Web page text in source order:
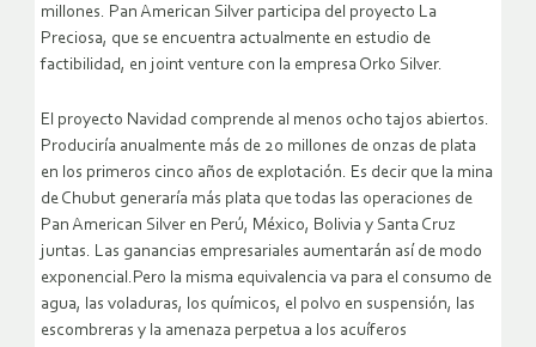
millones. Pan American Silver participa del proyecto La
Preciosa, que se encuentra actualmente en estudio de
factibilidad, en joint venture con la empresa Orko Silver.
El proyecto Navidad comprende al menos ocho tajos abiertos.
Produciría anualmente más de 20 millones de onzas de plata
en los primeros cinco años de explotación. Es decir que la mina
de Chubut generaría más plata que todas las operaciones de
Pan American Silver en Perú, México, Bolivia y Santa Cruz
juntas. Las ganancias empresariales aumentarán así de modo
exponencial.Pero la misma equivalencia va para el consumo de
agua, las voladuras, los químicos, el polvo en suspensión, las
escombreras y la amenaza perpetua a los acuíferos